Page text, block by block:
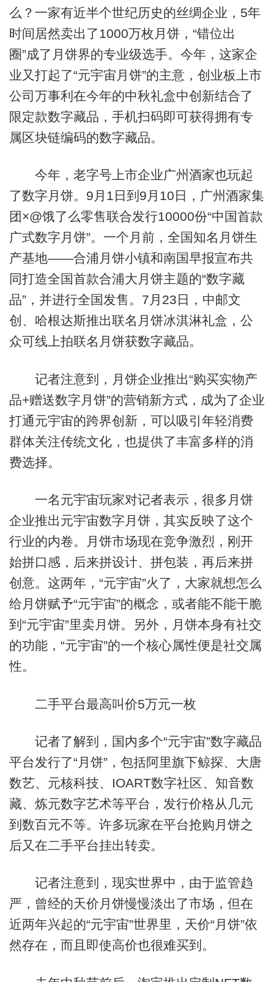
么？一家有近半个世纪历史的丝绸企业，5年
时间居然卖出了1000万枚月饼，“错位出
圈”成了月饼界的专业级选手。今年，这家企
业又打起了“元宇宙月饼”的主意，创业板上市
公司万事利在今年的中秋礼盒中创新结合了
限定款数字藏品，手机扫码即可获得拥有专
属区块链编码的数字藏品。
今年，老字号上市企业广州酒家也玩起
了数字月饼。9月1日到9月10日，广州酒家集
团×@饿了么零售联合发行10000份“中国首款
广式数字月饼”。一个月前，全国知名月饼生
产基地——合浦月饼小镇和南国早报宣布共
同打造全国首款合浦大月饼主题的“数字藏
品”，并进行全国发售。7月23日，中邮文
创、哈根达斯推出联名月饼冰淇淋礼盒，公
众可线上拍联名月饼获数字藏品。
记者注意到，月饼企业推出“购买实物产
品+赠送数字月饼”的营销新方式，成为了企业
打通元宇宙的跨界创新，可以吸引年轻消费
群体关注传统文化，也提供了丰富多样的消
费选择。
一名元宇宙玩家对记者表示，很多月饼
企业推出元宇宙数字月饼，其实反映了这个
行业的内卷。月饼市场现在竞争激烈，刚开
始拼口感，后来拼设计、拼包装，再后来拼
创意。这两年，“元宇宙”火了，大家就想怎么
给月饼赋予“元宇宙”的概念，或者能不能干脆
到“元宇宙”里卖月饼。另外，月饼本身有社交
的功能，“元宇宙”的一个核心属性便是社交属
性。
二手平台最高叫价5万元一枚
记者了解到，国内多个“元宇宙”数字藏品
平台发行了“月饼”，包括阿里旗下鲸探、大唐
数艺、元核科技、IOART数字社区、知音数
藏、炼元数字艺术等平台，发行价格从几元
到数百元不等。许多玩家在平台抢购月饼之
后又在二手平台挂出转卖。
记者注意到，现实世界中，由于监管趋
严，曾经的天价月饼慢慢淡出了市场，但在
近两年兴起的“元宇宙”世界里，天价“月饼”依
然存在，而且即使高价也很难买到。